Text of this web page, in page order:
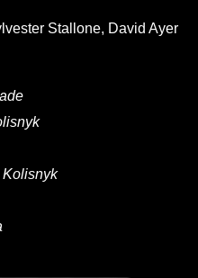
Stallone, David Ayer
Kolisnyk